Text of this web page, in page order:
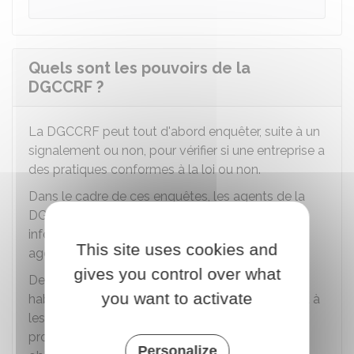
Quels sont les pouvoirs de la
DGCCRF ?
La DGCCRF peut tout d'abord enquêter, suite à un
signalement ou non, pour vérifier si une entreprise a
des pratiques conformes à la loi ou non.
Dans le cadre de ces enquêtes, les agents de la
DGCCRF peuvent notamment obtenir des
informations auprès des services publics et des
agents de la police judiciaire.
De plus, les agents de la DGCCRF sont aussi
habilités à constater les manquements à la loi et à
les faire cesser. Ainsi, ils peuvent ordonner aux
professionnels mis en cause de respecter leurs
This site uses cookies and
gives you control over what
you want to activate
Personalize